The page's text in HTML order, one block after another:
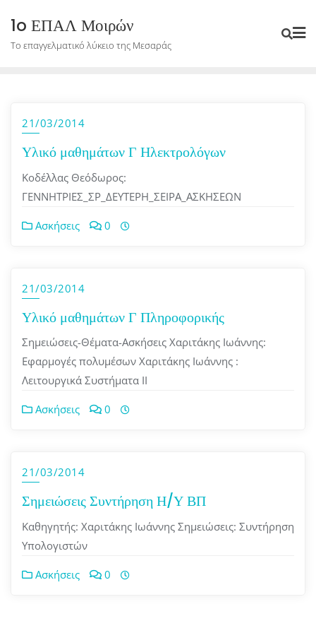
content
1o ΕΠΑΛ Μοιρών
Το επαγγελματικό λύκειο της Μεσαράς
21/03/2014
Υλικό μαθημάτων Γ Ηλεκτρολόγων
Κοδέλλας Θεόδωρος:
ΓΕΝΝΗΤΡΙΕΣ_ΣΡ_ΔΕΥΤΕΡΗ_ΣΕΙΡΑ_ΑΣΚΗΣΕΩΝ
Ασκήσεις 0
21/03/2014
Υλικό μαθημάτων Γ Πληροφορικής
Σημειώσεις-Θέματα-Ασκήσεις Χαριτάκης Ιωάννης:
Εφαρμογές πολυμέσων Χαριτάκης Ιωάννης :
Λειτουργικά Συστήματα ΙΙ
Ασκήσεις 0
21/03/2014
Σημειώσεις Συντήρηση Η/Υ ΒΠ
Καθηγητής: Χαριτάκης Ιωάννης Σημειώσεις: Συντήρηση
Υπολογιστών
Ασκήσεις 0